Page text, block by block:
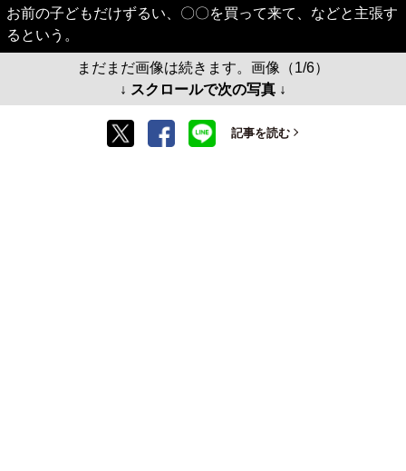
お前の子どもだけずるい、〇〇を買って来て、などと主張す
るという。
まだまだ画像は続きます。画像（1/6）
↓ スクロールで次の写真 ↓
記事を読む